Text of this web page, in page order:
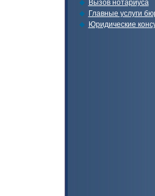
Вызов нотариуса
Главные услуги
Юридические